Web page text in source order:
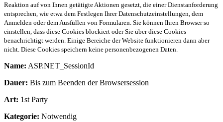
Reaktion auf von Ihnen getätigte Aktionen gesetzt, die einer Dienstanforderung
entsprechen, wie etwa dem Festlegen Ihrer Datenschutzeinstellungen, dem
Anmelden oder dem Ausfüllen von Formularen. Sie können Ihren Browser so
einstellen, dass diese Cookies blockiert oder Sie über diese Cookies
benachrichtigt werden. Einige Bereiche der Website funktionieren dann aber
nicht. Diese Cookies speichern keine personenbezogenen Daten.
Name: ASP.NET_SessionId
Dauer: Bis zum Beenden der Browsersession
Art: 1st Party
Kategorie: Notwendig